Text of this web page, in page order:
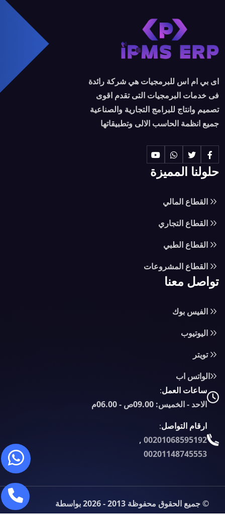
اى بي ام اس للبرمجيات هي شركة رائدة
فى خدمات البرمجيات التى تقدم اقوى
تصميم وانتاج للبرامج التجارية والصناعية
جميع انظمة الحاسب الالى وتطبيقاتها
حلولنا المميزة
القطاع المالي
القطاع التجاري
القطاع الطبي
القطاع المشروعات
تواصل معنا
الفيس بوك
اليوتيوب
تويتر
الواتس اب
ساعات العمل:
الاحد - الخميس: 09.00ص - 06.00م
ارقام التواصل:
00201068595192
,
00201148745553
© جميع الحقوق محفوظة 2013 - 2026 بواسطة